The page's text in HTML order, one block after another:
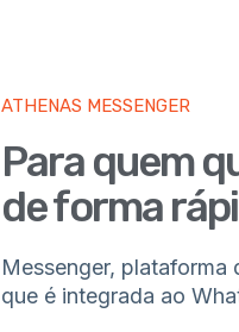
ATHENAS MESSENGER
Para quem
de forma
Messenger, plataforma
que é integrada ao